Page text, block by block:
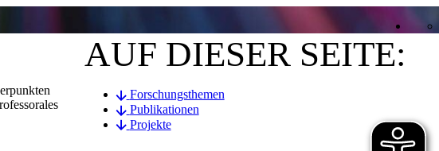
AUF DIESER SEITE:
Forschungsthemen
Publikationen
Projekte